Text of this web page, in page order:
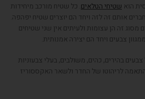
הוא שטיחי הטלאים. כל שטיח מורכב מיחידות
אותם זה לזה ויחד הם יוצרים שטיח יפהפה.
מסוג זה הן עצומות ולעיתים אין שני שטיחים
צבעים ויחד הם יצירה אמנותית.
בהירים, כהים, משולבים, בעלי צבעוניות
לריהוטו של החדר ולשאר האקססוריז